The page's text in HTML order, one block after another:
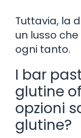
Tuttavia, la
un lusso
ogni tanto.
I bar
glutine
opzioni
glutine?